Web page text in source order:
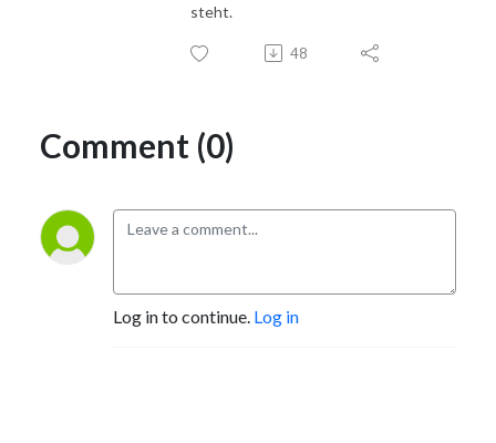
steht.
48
Comment (0)
Log in to continue. Log in